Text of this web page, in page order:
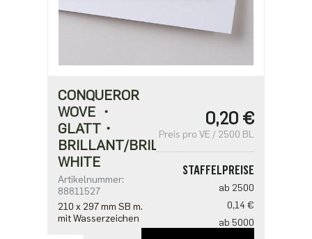
CONQUEROR
WOVE ・
GLATT・
BRILLANT/BRILLIANT
WHITE
Artikelnummer:
88811527
210 x 297 mm SB m.
mit Wasserzeichen
0,20 €
Preis pro VE / 2500 BL
STAFFELPREISE
ab 2500
0,14 €
ab 5000